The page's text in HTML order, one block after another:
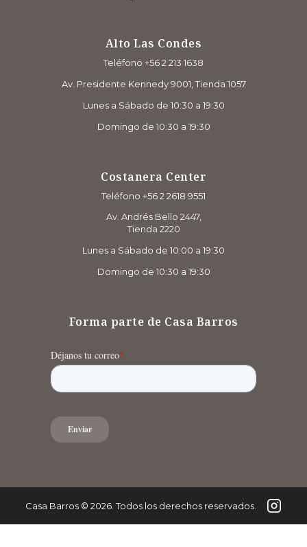
Alto Las Condes
Teléfono +56 2 213 1638
Av. Presidente Kennedy 9001, Tienda 1057
Lunes a Sábado de 10:30 a 19:30
Domingo de 10:30 a 19:30
Costanera Center
Teléfono +56 2 2618 9551
Av. Andrés Bello 2447,
Tienda 2220
Lunes a Sábado de 10:00 a 19:30
Domingo de 10:30 a 19:30
Forma parte de Casa Barros
Casa Barros© 2026. Todos los derechos reservados.